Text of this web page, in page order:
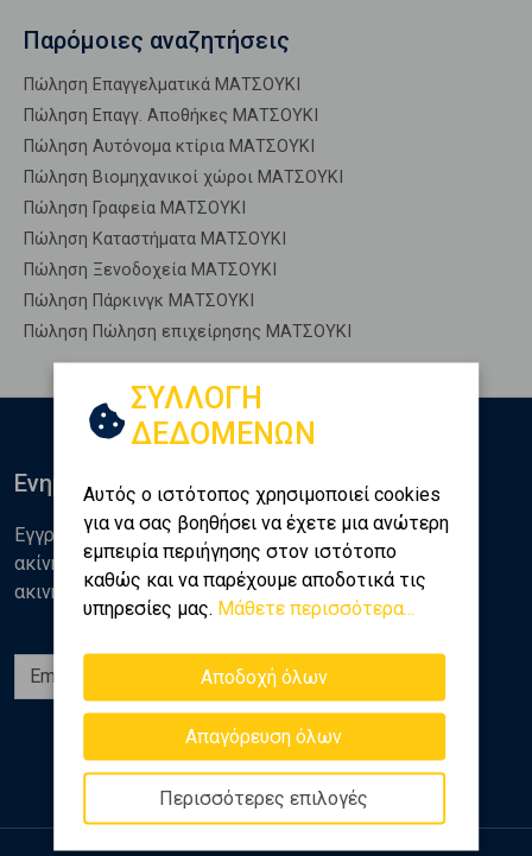
Παρόμοιες αναζητήσεις
Πώληση Επαγγελματικά ΜΑΤΣΟΥΚΙ
Πώληση Επαγγ. Αποθήκες ΜΑΤΣΟΥΚΙ
Πώληση Αυτόνομα κτίρια ΜΑΤΣΟΥΚΙ
Πώληση Βιομηχανικοί χώροι ΜΑΤΣΟΥΚΙ
Πώληση Γραφεία ΜΑΤΣΟΥΚΙ
Πώληση Καταστήματα ΜΑΤΣΟΥΚΙ
Πώληση Ξενοδοχεία ΜΑΤΣΟΥΚΙ
Πώληση Πάρκινγκ ΜΑΤΣΟΥΚΙ
Πώληση Πώληση επιχείρησης ΜΑΤΣΟΥΚΙ
ΣΥΛΛΟΓΗ
ΔΕΔΟΜΕΝΩΝ
Αυτός ο ιστότοπος χρησιμοποιεί cookies
για να σας βοηθήσει να έχετε μια ανώτερη
εμπειρία περιήγησης στον ιστότοπο
καθώς και να παρέχουμε αποδοτικά τις
υπηρεσίες μας. Μάθετε περισσότερα...
Αποδοχή όλων
Απαγόρευση όλων
Περισσότερες επιλογές
Ενημερωθείτε
Εγγραφείτε στο newsletter της Golden Home για νέα
ακίνητα, αναλύσεις και διάφορα θέματα της αγοράς
ακινήτων
Εγγραφή
Ακολουθήστε μας